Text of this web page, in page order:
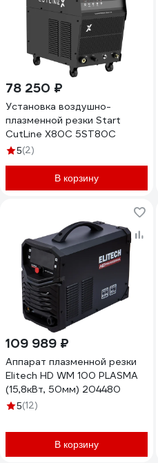
78 250 ₽
Установка воздушно-
плазменной резки Start
CutLine X80C 5ST80С
5(2)
В корзину
109 989 ₽
Аппарат плазменной резки
Elitech HD WM 100 PLASMA
(15,8кВт, 50мм) 204480
5(12)
В корзину